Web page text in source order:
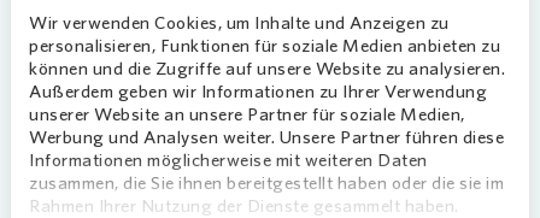
Wir verwenden Cookies, um Inhalte und Anzeigen zu
personalisieren, Funktionen für soziale Medien anbieten zu
können und die Zugriffe auf unsere Website zu analysieren.
Außerdem geben wir Informationen zu Ihrer Verwendung
unserer Website an unsere Partner für soziale Medien,
Werbung und Analysen weiter. Unsere Partner führen diese
Informationen möglicherweise mit weiteren Daten
zusammen, die Sie ihnen bereitgestellt haben oder die sie im
Rahmen Ihrer Nutzung der Dienste gesammelt haben.
Wohngegenden mit viel Grün zu finden. Die
Bevölkerung ist im Durchschnitt jünger als in
anderen Teilen Frankfurts. Hier gibt es viele
Kindertagesstätten und Schulen.
Frankfurter Berg:Durch die Nähe zum
Naherholungsgebiet Taunus und fernab des
Trubels der Innenstadt eignet sich der